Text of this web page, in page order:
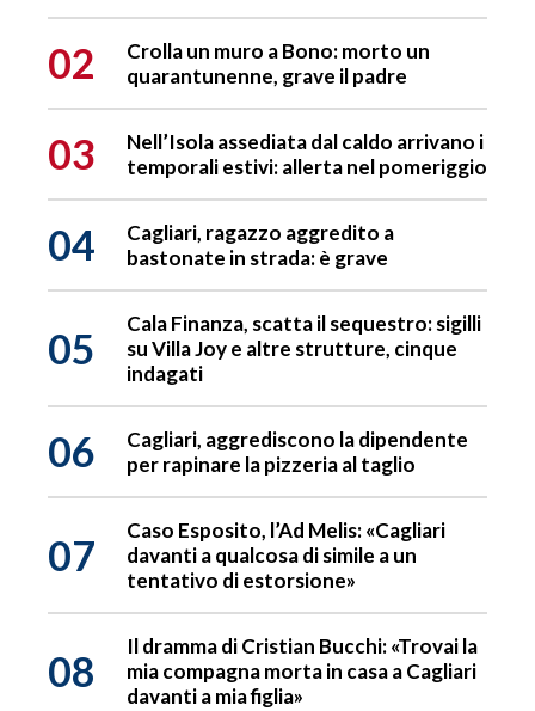
02
Crolla un muro a Bono: morto un
quarantunenne, grave il padre
03
Nell’Isola assediata dal caldo arrivano i
temporali estivi: allerta nel pomeriggio
04
Cagliari, ragazzo aggredito a
bastonate in strada: è grave
05
Cala Finanza, scatta il sequestro: sigilli
su Villa Joy e altre strutture, cinque
indagati
06
Cagliari, aggrediscono la dipendente
per rapinare la pizzeria al taglio
07
Caso Esposito, l’Ad Melis: «Cagliari
davanti a qualcosa di simile a un
tentativo di estorsione»
08
Il dramma di Cristian Bucchi: «Trovai la
mia compagna morta in casa a Cagliari
davanti a mia figlia»